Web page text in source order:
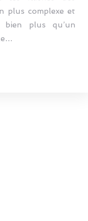
plus complexe et
plus qu’un